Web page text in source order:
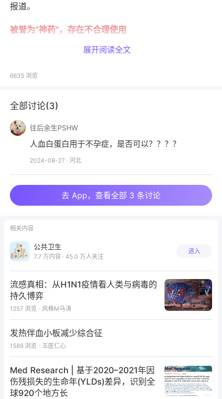
报道。
被誉为“神药”，存在不合理使用
人血白蛋白素有“生命制品”“黄金救命药”之称。
白蛋白是人类血浆中占比最高的一种多功能蛋白质，由
节血管内外液体平衡以及维持血容量、抗氧化、免疫调
通俗来讲，如果把人体血管比作复杂道路，人血白蛋白
身体需要的地方。同时，人血白蛋白也负责将有毒物质
据今年2月发布的《人血白蛋白临床应用管理中国专家
药物制剂，是从健康人血液中提取、分离的一种血液制
品。
种“神药”，具备增强体质、防治疾病等各种功效。
早在2009年，《经济参考报》发表题为《人血白蛋白
指出，有家长认为人血白蛋白能提高免疫力、增加营
养，便四处托人高价购买该药，给即将参加高考、中考
的孩子来补身体。
也有临床药师现身说法，称经常碰到患者主动要求用人
血白蛋白来治疗。今年1月，湖南中医药大学第二附属
展开阅读全文
6635 浏览
全部讨论(3)
往后余生PSHW
人血白蛋白用于不孕症，是否可以？？？？
2024-08-27 · 河北
去 App，查看全部 3 条讨论
相关内容
公共卫生
7.7 万内容 · 45.0 万人关注
进入
流感真相：从H1N1疫情看人类与病毒的
持久博弈
1257 浏览 · 风格M马涛
发热伴血小板减少综合征
1589 浏览 · 玉医仁心
Med Research | 基于2020–2021年因
伤残损失的生命年(YLDs)差异，识别全
球920个地方长